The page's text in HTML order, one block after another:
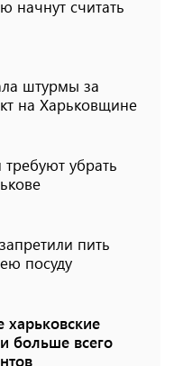
начнут считать
штурмы за
на Харьковщине
убрать
пить
посуду
харьковские
больше всего